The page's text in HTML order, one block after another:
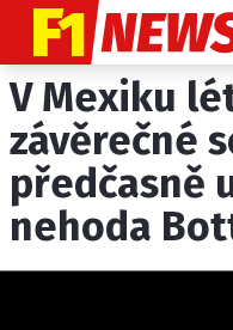
V Mexiku
závěrečné
předčasně
nehoda